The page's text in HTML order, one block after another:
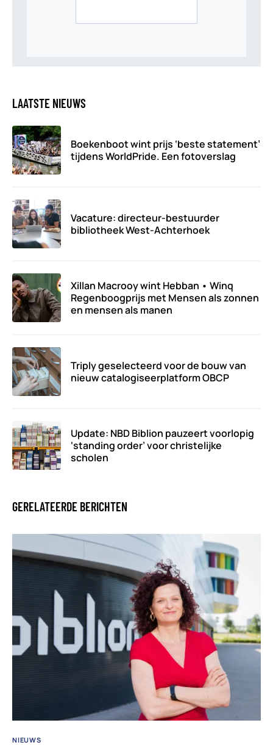
LAATSTE NIEUWS
Boekenboot wint prijs ‘beste statement’
tijdens WorldPride. Een fotoverslag
Vacature: directeur-bestuurder
bibliotheek West-Achterhoek
Xillan Macrooy wint Hebban • Winq
Regenboogprijs met Mensen als zonnen
en mensen als manen
Triply geselecteerd voor de bouw van
nieuw catalogiseerplatform OBCP
Update: NBD Biblion pauzeert voorlopig
‘standing order’ voor christelijke
scholen
GERELATEERDE BERICHTEN
NIEUWS